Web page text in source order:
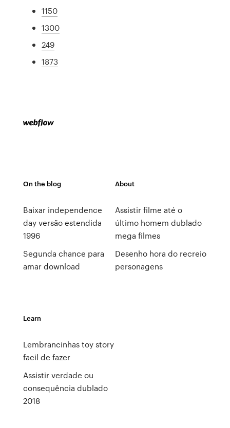
1150
1300
249
1873
On the blog
Baixar independence
day versão estendida
1996
Segunda chance para
amar download
About
Assistir filme até o
último homem dublado
mega filmes
Desenho hora do recreio
personagens
Learn
Lembrancinhas toy story
facil de fazer
Assistir verdade ou
consequência dublado
2018